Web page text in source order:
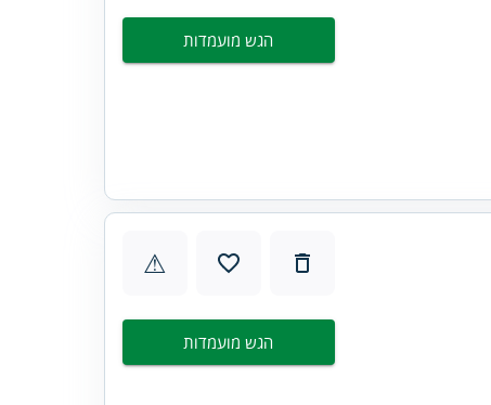
הגש מועמדות
⚠
הגש מועמדות